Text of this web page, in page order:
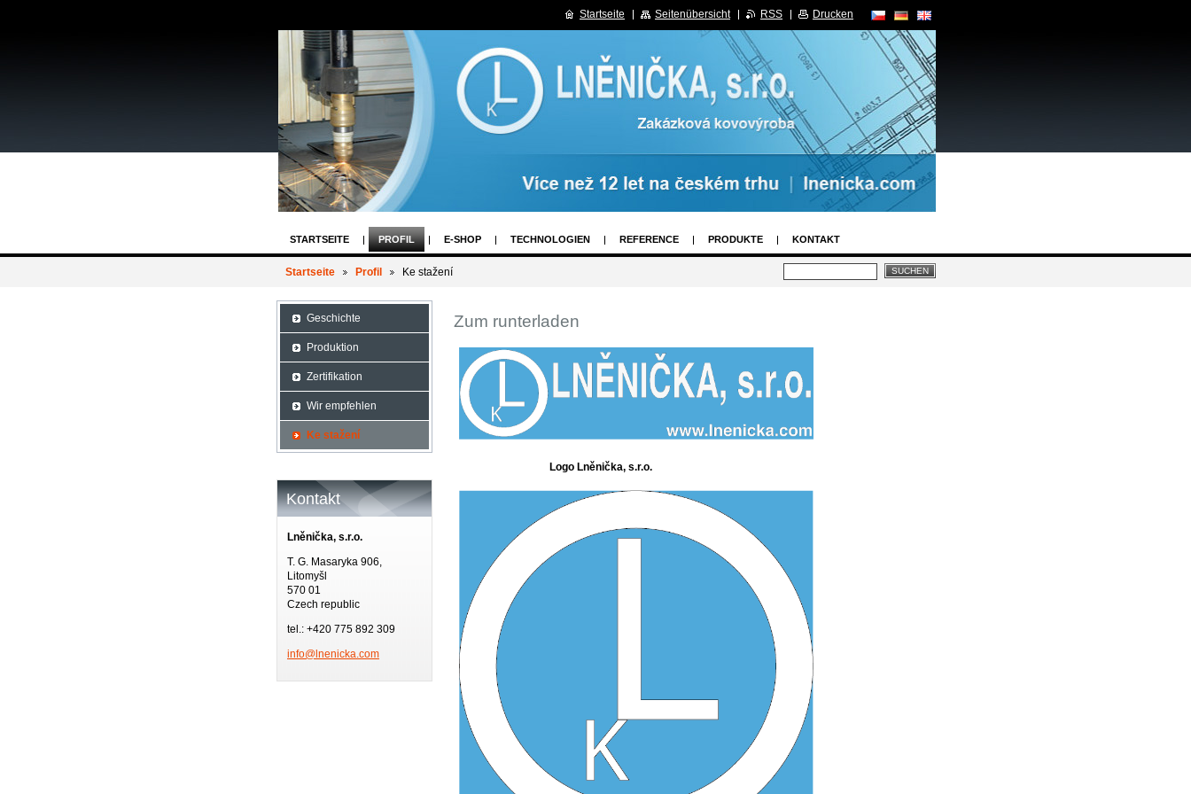
STARTSEITE PROFIL E-SHOP TECHNOLOGIEN REFERENCE PRODUKTE KONTAKT
Startseite Profil Ke stažení
Zum runterladen
Logo Lněnička, s.r.o.
Geschichte
Produktion
Zertifikation
Wir empfehlen
Ke stažení
Kontakt
Lněnička, s.r.o.
T. G. Masaryka 906,
Litomyšl
570 01
Czech republic
tel.: +420 775 892 309
info@lnenicka.com
Startseite Seitenübersicht RSS Drucken